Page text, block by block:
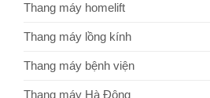
Thang máy homelift
Thang máy lồng kính
Thang máy bệnh viện
Thang máy Hà Đông